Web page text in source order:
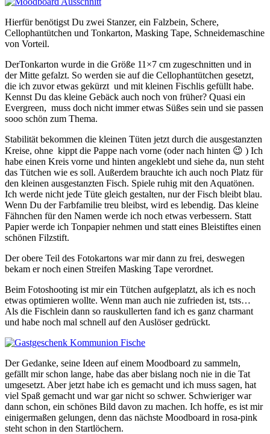
Hierfür benötigst Du zwei Stanzer, ein Falzbein, Schere,
Cellophantütchen und Tonkarton, Masking Tape, Schneidemaschine
von Vorteil.
DerTonkarton wurde in die Größe 11×7 cm zugeschnitten und in
der Mitte gefalzt. So werden sie auf die Cellophantütchen gesetzt,
die ich zuvor etwas gekürzt und mit kleinen Fischlis gefüllt habe.
Kennst Du das kleine Gebäck auch noch von früher? Quasi ein
Evergreen, muss doch nicht immer etwas Süßes sein und sie passen
sooo schön zum Thema.
Stabilität bekommen die kleinen Tüten jetzt durch die ausgestanzten
Kreise, ohne kippt die Pappe nach vorne (oder nach hinten 😉 ) Ich
habe einen Kreis vorne und hinten angeklebt und siehe da, nun steht
das Tütchen wie es soll. Außerdem brauchte ich auch noch Platz für
den kleinen ausgestanzten Fisch. Spiele ruhig mit den Aquatönen.
Ich werde nicht jede Tüte gleich gestalten, nur der Fisch bleibt blau.
Wenn Du der Farbfamilie treu bleibst, wird es lebendig. Das kleine
Fähnchen für den Namen werde ich noch etwas verbessern. Statt
Papier werde ich Tonpapier nehmen und statt eines Bleistiftes einen
schönen Filzstift.
Der obere Teil des Fotokartons war mir dann zu frei, deswegen
bekam er noch einen Streifen Masking Tape verordnet.
Beim Fotoshooting ist mir ein Tütchen aufgeplatzt, als ich es noch
etwas optimieren wollte. Wenn man auch nie zufrieden ist, tsts…
Als die Fischlein dann so rauskullerten fand ich es ganz charmant
und habe noch mal schnell auf den Auslöser gedrückt.
Der Gedanke, seine Ideen auf einem Moodboard zu sammeln,
gefällt mir schon lange, habe das aber bislang noch nie in die Tat
umgesetzt. Aber jetzt habe ich es gemacht und ich muss sagen, hat
viel Spaß gemacht und war gar nicht so schwer. Schwieriger war
dann schon, ein schönes Bild davon zu machen. Ich hoffe, es ist mir
einigermaßen gelungen, denn das nächste Moodboard in rosa-pink
steht schon in den Startlöchern.